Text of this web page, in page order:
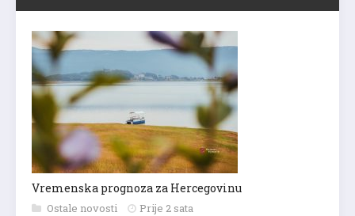
Vremenska prognoza za Hercegovinu
Ostale novosti Prije 2 sata